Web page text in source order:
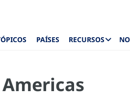
PAÍSES RECURSOS